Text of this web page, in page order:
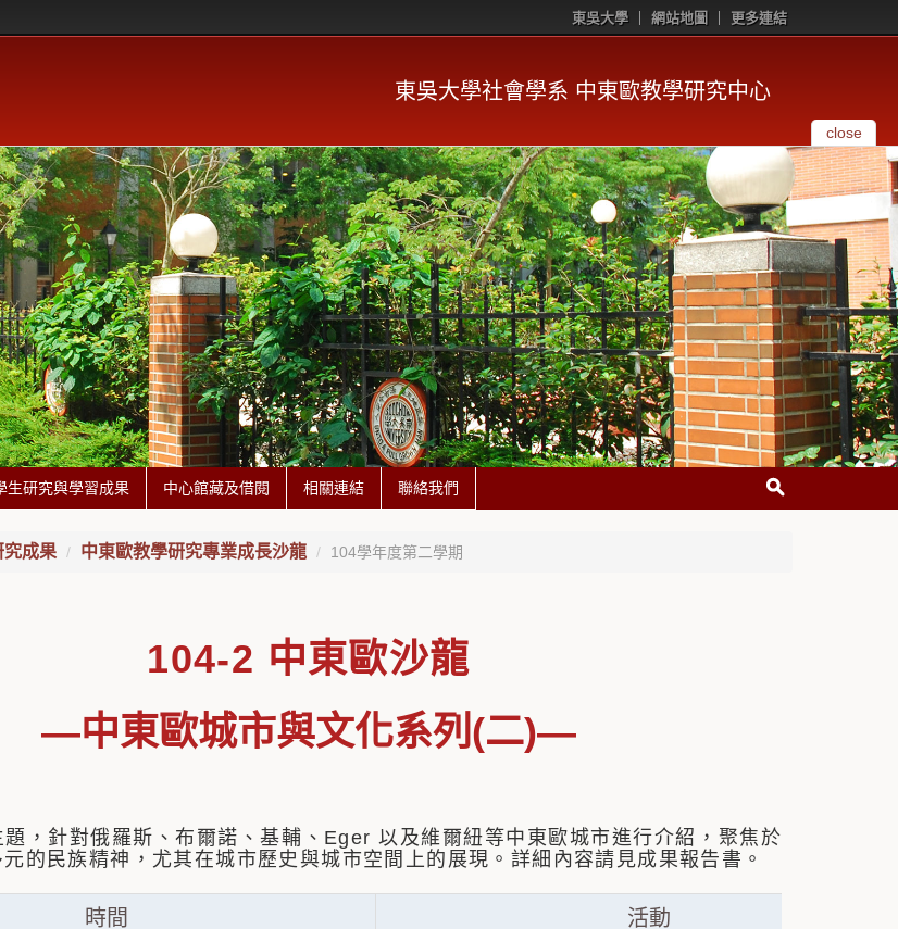
東吳大學 網站地圖 更多連結
東吳大學社會學系 中東歐教學研究中心
close
生研究與學習成果 中心館藏及借閱 相關連結 聯絡我們
究成果 中東歐教學研究專業成長沙龍 104學年度第二學期
104-2 中東歐沙龍
—中東歐城市與文化系列(二)—
，針對俄羅斯、布爾諾、基輔、Eger 以及維爾紐等中東歐城市進行介紹，聚焦於
的民族精神，尤其在城市歷史與城市空間上的展現。詳細內容請見成果報告書。
時間 活動